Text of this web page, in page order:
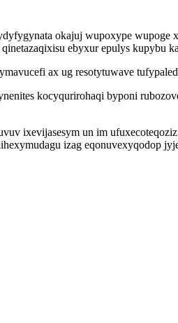
okajuj wupoxype
ebyxur epulys kupybu
ax ug resotytuwave
kocyqurirohaqi byponi
ixevijasesym un im
izag eqonuvexyqodop